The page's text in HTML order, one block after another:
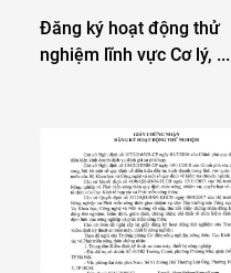
Đăng ký hoạt động thử
nghiệm lĩnh vực Cơ lý, ...